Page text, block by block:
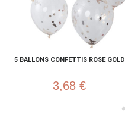
5 BALLONS CONFETTIS ROSE GOLD
3,68 €